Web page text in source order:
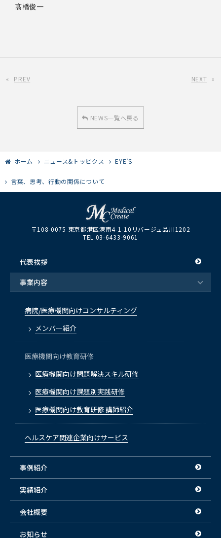
髙橋俊一
« PREV NEXT »
NEWS一覧へ戻る
ホーム ニュース&トッピクス EYE’S
言葉、思考、行動の関係について
〒108-0075 東京都港区港南4-1-10リバージュ品川1202
TEL 03-6433-9061
代表挨拶
事業内容
病院/医療機関向けコンサルティング
メンバー紹介
医療機関向け教育研修
医療機関向け問題解決スキル研修
医療機関向け課題別実践研修
医療機関向け教育研修 講師紹介
ヘルスケア関連企業向けサービス
事例紹介
実績紹介
会社概要
お知らせ